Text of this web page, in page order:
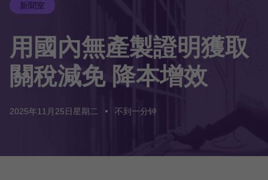
新聞室
用國內無產製證明獲取
關稅減免 降本增效
2025年11月25日星期二 不到一分钟